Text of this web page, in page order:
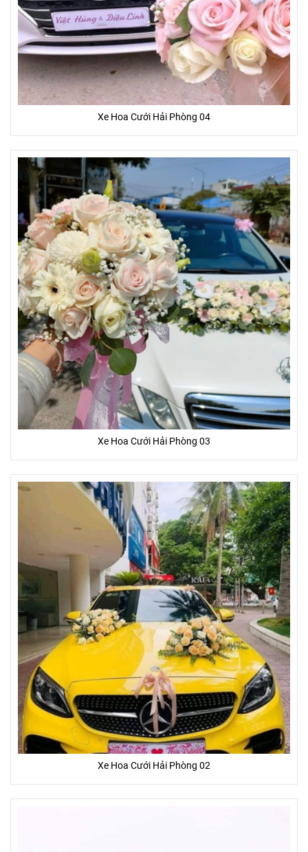
Xe Hoa Cưới Hải Phòng 04
Xe Hoa Cưới Hải Phòng 03
Xe Hoa Cưới Hải Phòng 02